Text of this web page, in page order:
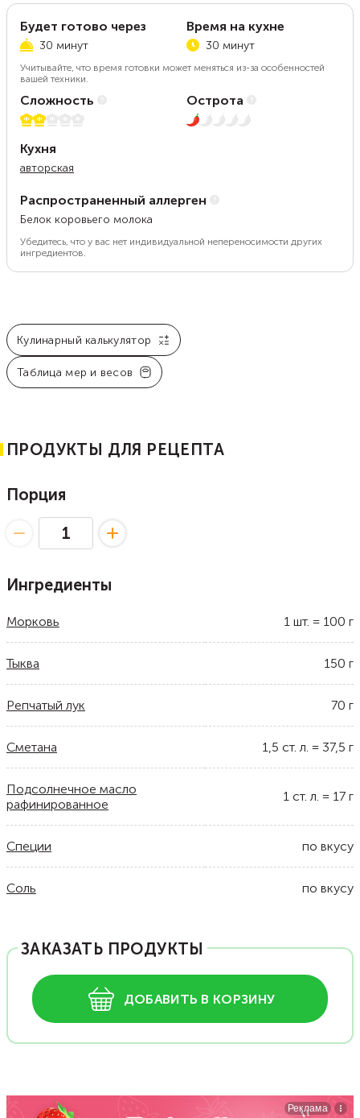
Будет готово через
30 минут
Время на кухне
30 минут
Учитывайте, что время готовки может меняться из-за особенностей
вашей техники.
Сложность
2 из 5
Острота
1 из 5
Кухня
авторская
Распространенный аллерген
Белок коровьего молока
Убедитесь, что у вас нет индивидуальной непереносимости других
ингредиентов.
Кулинарный калькулятор
Таблица мер и весов
ПРОДУКТЫ ДЛЯ РЕЦЕПТА
Порция
Ингредиенты
Морковь 1 шт. = 100 г
Тыква 150 г
Репчатый лук 70 г
Сметана 1,5 ст. л. = 37,5 г
Подсолнечное масло
рафинированное
1 ст. л. = 17 г
Специи по вкусу
Соль по вкусу
ЗАКАЗАТЬ ПРОДУКТЫ
ДОБАВИТЬ В КОРЗИНУ